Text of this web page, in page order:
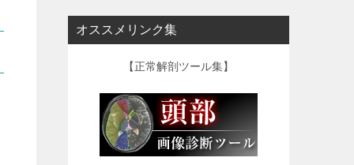
オススメリンク集
【正常解剖ツール集】